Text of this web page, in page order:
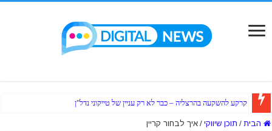
קרקע להשקעה בהרצליה – כבר לא רק עניין של טייקוני נדל"ן
הבית / תוכן שיווקי / איך לבחור קריין